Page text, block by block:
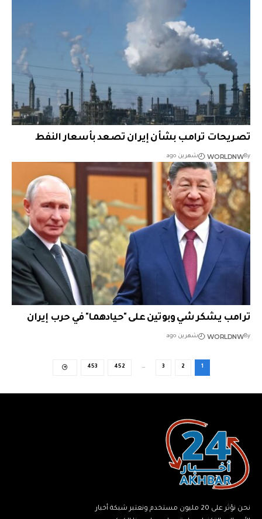
تصريحات ترامب بشأن إيران تصعد بأسعار النفط
By
WORLDNW شهرين ago
ترامب يشكر شي وبوتين على "حيادهما" في حرب إيران
By
WORLDNW شهرين ago
1
2
3
…
452
453
نحن نؤثر على 20 مليون مستخدم ونعتبر شبكة أخبار